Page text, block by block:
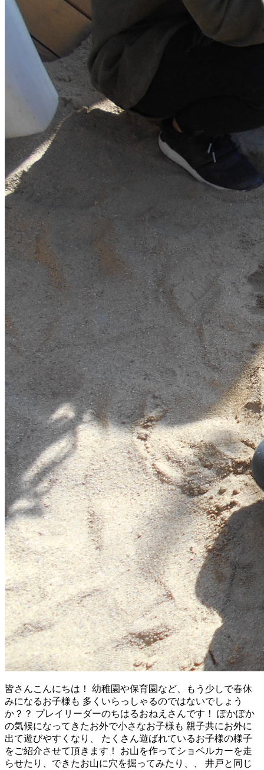
皆さんこんにちは！ 幼稚園や保育園など、もう少しで春休
みになるお子様も 多くいらっしゃるのではないでしょう
か？？ プレイリーダーのちはるおねえさんです！ ぽかぽか
の気候になってきたお外で小さなお子様も 親子共にお外に
出て遊びやすくなり、 たくさん遊ばれているお子様の様子
をご紹介させて頂きます！ お山を作ってショベルカーを走
らせたり、できたお山に穴を掘ってみたり、、 井戸と同じ